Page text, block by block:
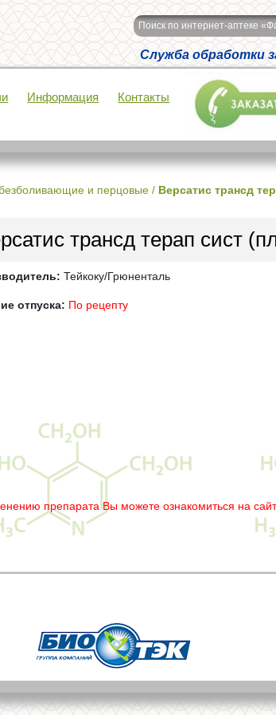
Поиск по интернет-аптеке
Служба обработки
Информация Контакты
и перцовые / Версатис трансд
трансд терап сист
Тейкоку/Грюненталь
отпуска: По рецепту
препарата Вы можете ознакомиться на